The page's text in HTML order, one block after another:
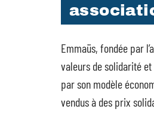
Emmaüs, fondée par
valeurs de solidarité et
par son modèle
vendus à des prix